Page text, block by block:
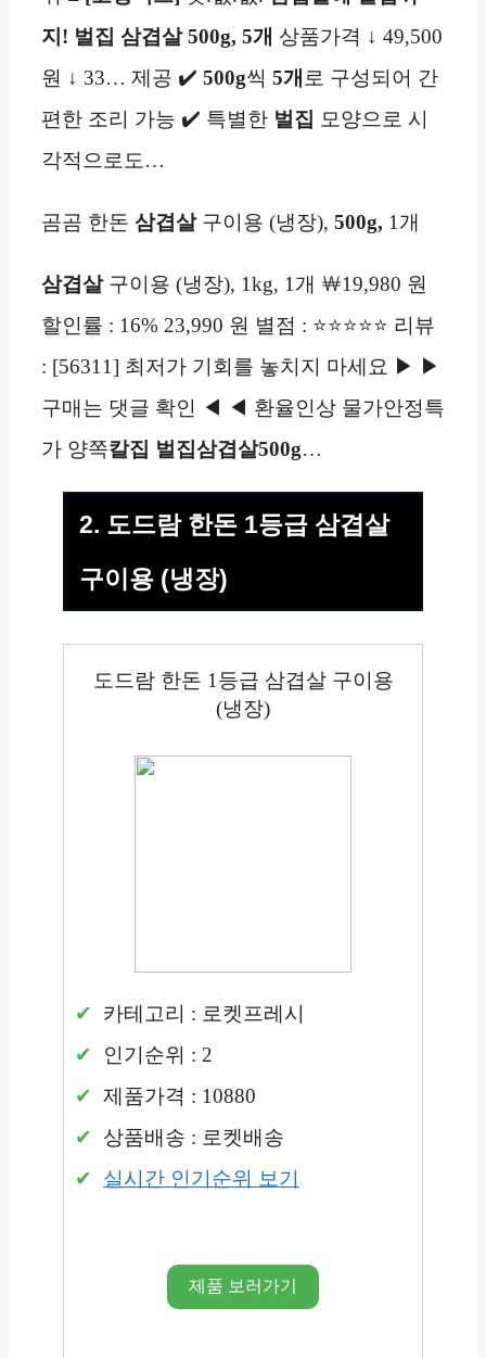
지! 벌집 삼겹살 500g, 5개 상품가격 ↓ 49,500
원 ↓ 33… 제공 ✔️ 500g씩 5개 로 구성되어 간
편한 조리 가능 ✔️ 특별한 벌집 모양으로 시
각적으로도…
곰곰 한돈 삼겹살구이용 (냉장), 500g, 1개
삼겹살구이용 (냉장), 1kg, 1개 ￦19,980 원
할인률 : 16% 23,990 원 별점 : ⭐⭐⭐⭐⭐ 리뷰
: [56311] 최저가 기회를 놓치지 마세요 ▶ ▶
구매는 댓글 확인 ◀ ◀ 환율인상 물가안정특
가 양쪽칼집 벌집삼겹살500g…
2. 도드람 한돈 1등급 삼겹살
구이용 (냉장)
도드람 한돈 1등급 삼겹살 구이용
(냉장)
카테고리 : 로켓프레시
인기순위 : 2
제품가격 : 10880
상품배송 : 로켓배송
실시간 인기순위 보기
제품 보러가기